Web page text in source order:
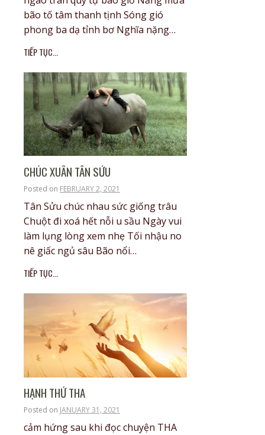
bão tố tâm thanh tịnh Sóng gió
phong ba dạ tỉnh bơ Nghĩa nặng…
TIẾP TỤC...
CHÚC XUÂN TÂN SỬU
Posted on FEBRUARY 2, 2021
Tân Sửu chúc nhau sức giống trâu
Chuột đi xoá hết nỗi u sầu Ngày vui
làm lụng lòng xem nhẹ Tối nhậu no
nê giấc ngủ sâu Bão nổi…
TIẾP TỤC...
HẠNH THỨ THA
Posted on JANUARY 31, 2021
cảm hứng sau khi đọc chuyện THA